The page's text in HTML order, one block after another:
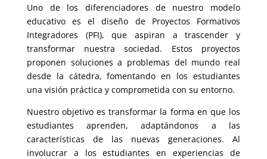
Uno de los diferenciadores de nuestro modelo
educativo es el diseño de Proyectos Formativos
Integradores (PFI), que aspiran a trascender y
transformar nuestra sociedad. Estos proyectos
proponen soluciones a problemas del mundo real
desde la cátedra, fomentando en los estudiantes
una visión práctica y comprometida con su entorno.
Nuestro objetivo es transformar la forma en que los
estudiantes aprenden, adaptándonos a las
características de las nuevas generaciones. Al
involucrar a los estudiantes en experiencias de